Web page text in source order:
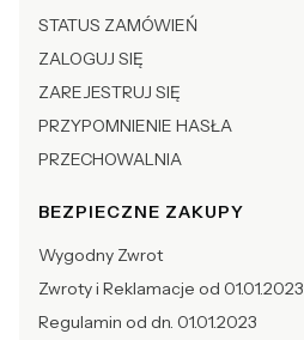
STATUS ZAMÓWIEŃ
ZALOGUJ SIĘ
ZAREJESTRUJ SIĘ
PRZYPOMNIENIE HASŁA
PRZECHOWALNIA
BEZPIECZNE ZAKUPY
Wygodny Zwrot
Zwroty i Reklamacje od 01.01.2023
Regulamin od dn. 01.01.2023